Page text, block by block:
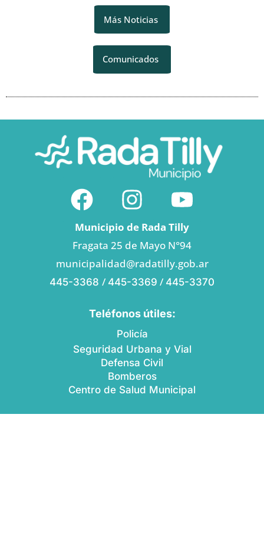
Más Noticias
Comunicados
Municipio de Rada Tilly
Fragata 25 de Mayo N°94
municipalidad@radatilly.gob.ar
445-3368 / 445-3369 / 445-3370
Teléfonos útiles:
Policía
Seguridad Urbana y Vial
Defensa Civil
Bomberos
Centro de Salud Municipal